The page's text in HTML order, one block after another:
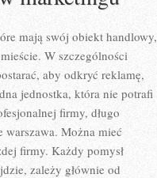
mają swój obiekt handlowy,
W szczególności
aby odkryć reklamę,
jednostka, która nie potrafi
firmy, długo
warszawa. Można mieć
firmy. Każdy pomysł
zależy głównie od